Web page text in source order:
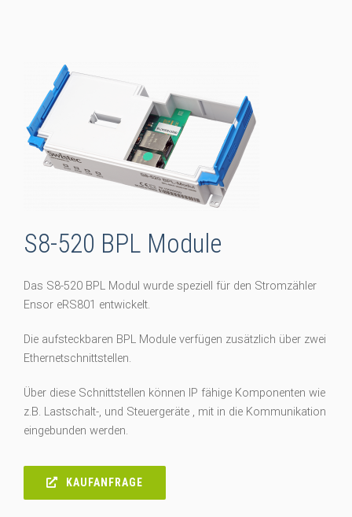
S8-520 BPL Module
Das S8-520 BPL Modul wurde speziell für den Stromzähler
Ensor eRS801 entwickelt.
Die aufsteckbaren BPL Module verfügen zusätzlich über zwei
Ethernetschnittstellen.
Über diese Schnittstellen können IP fähige Komponenten wie
z.B. Lastschalt-, und Steuergeräte , mit in die Kommunikation
eingebunden werden.
KAUFANFRAGE